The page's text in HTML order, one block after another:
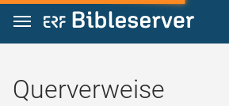
Zum Inhalt springen
Querverweise